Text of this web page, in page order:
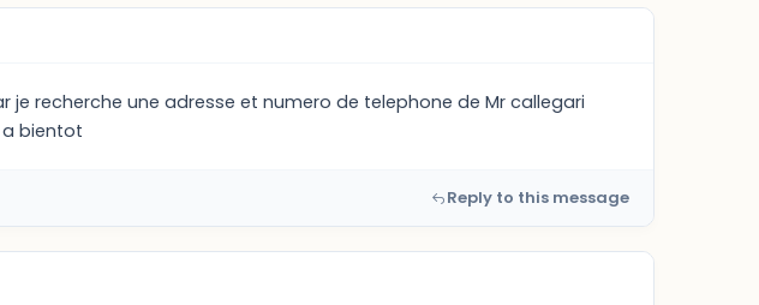
recherche une adresse et numero de telephone de Mr callegari
bientot
Reply to this message